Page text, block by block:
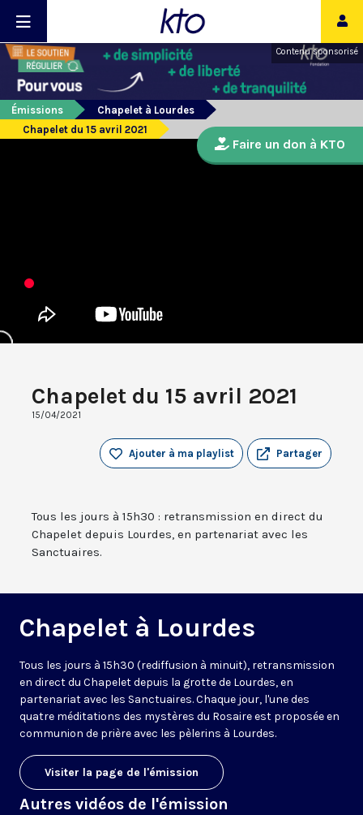
Contenu sponsorisé
Émissions
Chapelet à Lourdes
Chapelet du 15 avril 2021
Chapelet du 15 avril 2021
15/04/2021
Partager
Ajouter à ma playlist
Tous les jours à 15h30 : retransmission en direct du
Chapelet depuis Lourdes, en partenariat avec les
Sanctuaires.
Chapelet à Lourdes
Tous les jours à 15h30 (rediffusion à minuit), retransmission
en direct du Chapelet depuis la grotte de Lourdes, en
partenariat avec les Sanctuaires. Chaque jour, l'une des
quatre méditations des mystères du Rosaire est proposée en
communion de prière avec les pèlerins à Lourdes.
Visiter la page de l'émission
Autres vidéos de l'émission
Faire un don à KTO